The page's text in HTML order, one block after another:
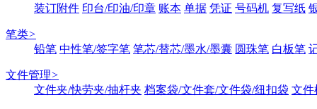
装订附件 印台/印油/印章 账本 单据 凭证 号码机 复写纸
笔类>
铅笔 中性笔/签字笔 笔芯/替芯/墨水/墨囊 圆珠笔 白板笔
文件管理>
文件夹/快劳夹/抽杆夹 档案袋/文件套/文件袋/纽扣袋 文件